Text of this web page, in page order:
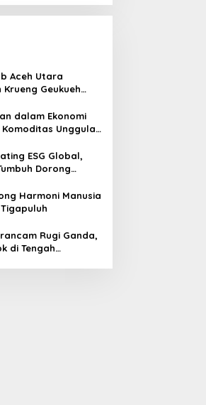
Aceh Utara
Geukueh
dalam Ekonomi
Unggulan
ESG Global,
Dorong
Harmoni Manusia
Rugi Ganda,
di Tengah